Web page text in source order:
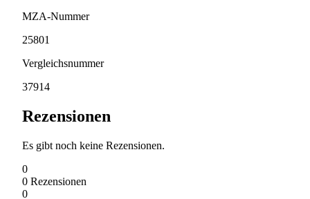
MZA-Nummer
25801
Vergleichsnummer
37914
Rezensionen
Es gibt noch keine Rezensionen.
0
0 Rezensionen
0